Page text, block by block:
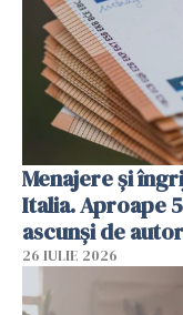
Menajere și
Italia. Aproape
ascunși de
26 IULIE 2026